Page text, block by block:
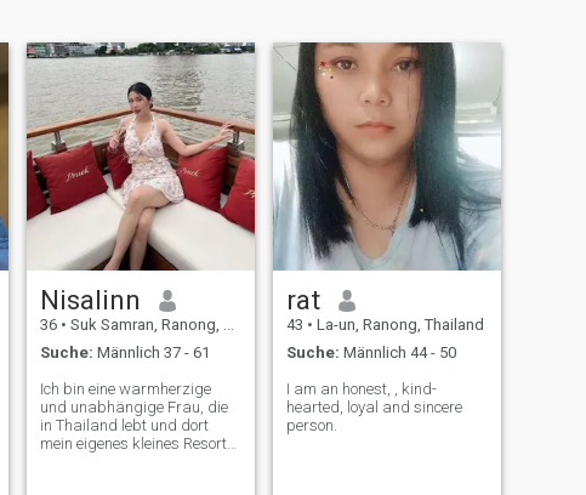
Nisalinn
36 • Suk Samran, Ranong, Thailand
Suche: Männlich 37 - 61
Ich bin eine warmherzige
und unabhängige Frau, die
in Thailand lebt und dort
mein eigenes kleines Resort
rat
43 • La-un, Ranong, Thailand
Suche: Männlich 44 - 50
I am an honest, , kind-
hearted, loyal and sincere
person.